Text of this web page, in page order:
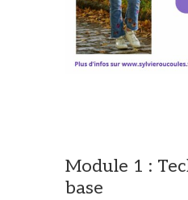
Module 1 :
base